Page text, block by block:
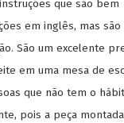
que são bem
em inglês, mas
São um excelente
em uma mesa de
que não tem o
pois a peça